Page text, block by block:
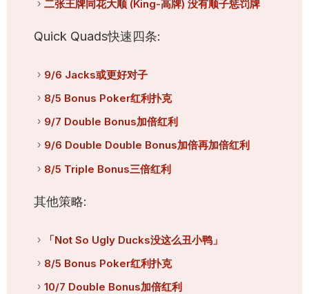
二张王牌同花大顺 (King-高牌) 没有顺子惩罚牌
Quick Quads快速四条:
9/6 Jacks或更好对子
8/5 Bonus Poker红利扑克
9/7 Double Bonus加倍红利
9/6 Double Double Bonus加倍再加倍红利
8/5 Triple Bonus三倍红利
其他策略:
「Not So Ugly Ducks没这么丑小鸭」
8/5 Bonus Poker红利扑克
10/7 Double Bonus加倍红利